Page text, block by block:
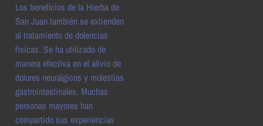
Los beneficios de la Hierba de
San Juan también se extienden
al tratamiento de dolencias
físicas. Se ha utilizado de
manera efectiva en el alivio de
dolores neurálgicos y molestias
gastrointestinales. Muchas
personas mayores han
compartido sus experiencias